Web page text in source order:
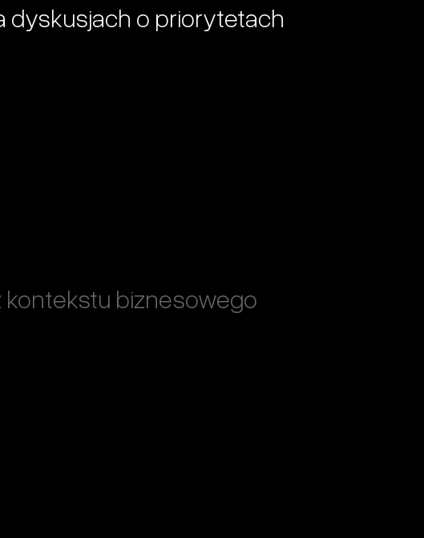
dyskusjach o priorytetach
biznesowego